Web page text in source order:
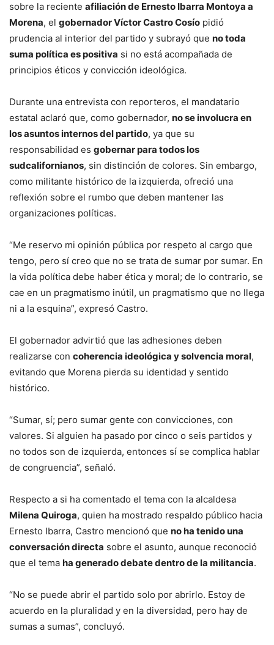
sobre la reciente afiliación de Ernesto Ibarra Montoya a
Morena, el gobernador Víctor Castro Cosío pidió
prudencia al interior del partido y subrayó que no toda
suma política es positiva si no está acompañada de
principios éticos y convicción ideológica.
Durante una entrevista con reporteros, el mandatario
estatal aclaró que, como gobernador, no se involucra en
los asuntos internos del partido, ya que su
responsabilidad es gobernar para todos los
sudcalifornianos, sin distinción de colores. Sin embargo,
como militante histórico de la izquierda, ofreció una
reflexión sobre el rumbo que deben mantener las
organizaciones políticas.
“Me reservo mi opinión pública por respeto al cargo que
tengo, pero sí creo que no se trata de sumar por sumar. En
la vida política debe haber ética y moral; de lo contrario, se
cae en un pragmatismo inútil, un pragmatismo que no llega
ni a la esquina”, expresó Castro.
El gobernador advirtió que las adhesiones deben
realizarse con coherencia ideológica y solvencia moral,
evitando que Morena pierda su identidad y sentido
histórico.
“Sumar, sí; pero sumar gente con convicciones, con
valores. Si alguien ha pasado por cinco o seis partidos y
no todos son de izquierda, entonces sí se complica hablar
de congruencia”, señaló.
Respecto a si ha comentado el tema con la alcaldesa
Milena Quiroga, quien ha mostrado respaldo público hacia
Ernesto Ibarra, Castro mencionó que no ha tenido una
conversación directa sobre el asunto, aunque reconoció
que el tema ha generado debate dentro de la militancia.
“No se puede abrir el partido solo por abrirlo. Estoy de
acuerdo en la pluralidad y en la diversidad, pero hay de
sumas a sumas”, concluyó.